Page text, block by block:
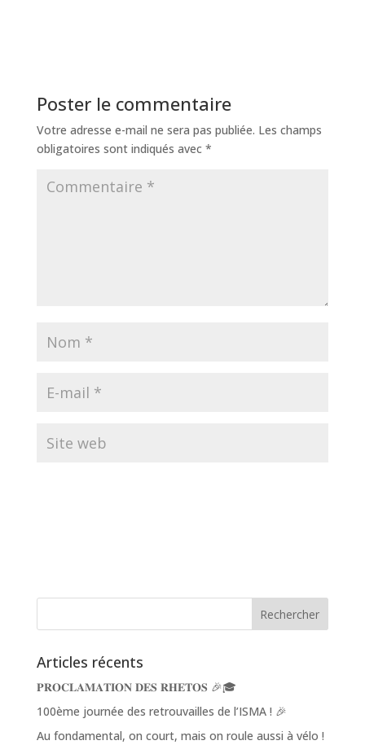
Poster le commentaire
Votre adresse e-mail ne sera pas publiée. Les champs
obligatoires sont indiqués avec *
Articles récents
𝐏𝐑𝐎𝐂𝐋𝐀𝐌𝐀𝐓𝐈𝐎𝐍 𝐃𝐄𝐒 𝐑𝐇𝐄𝐓𝐎𝐒 🎉🎓
100ème journée des retrouvailles de l’ISMA ! 🎉
Au fondamental, on court, mais on roule aussi à vélo !